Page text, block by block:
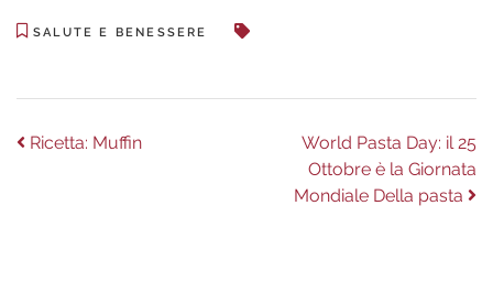
SALUTE E BENESSERE
Navigazione
Previous
Ricetta: Muffin
Next
post:
World Pasta Day: il 25
Ottobre è la Giornata
Mondiale Della pasta